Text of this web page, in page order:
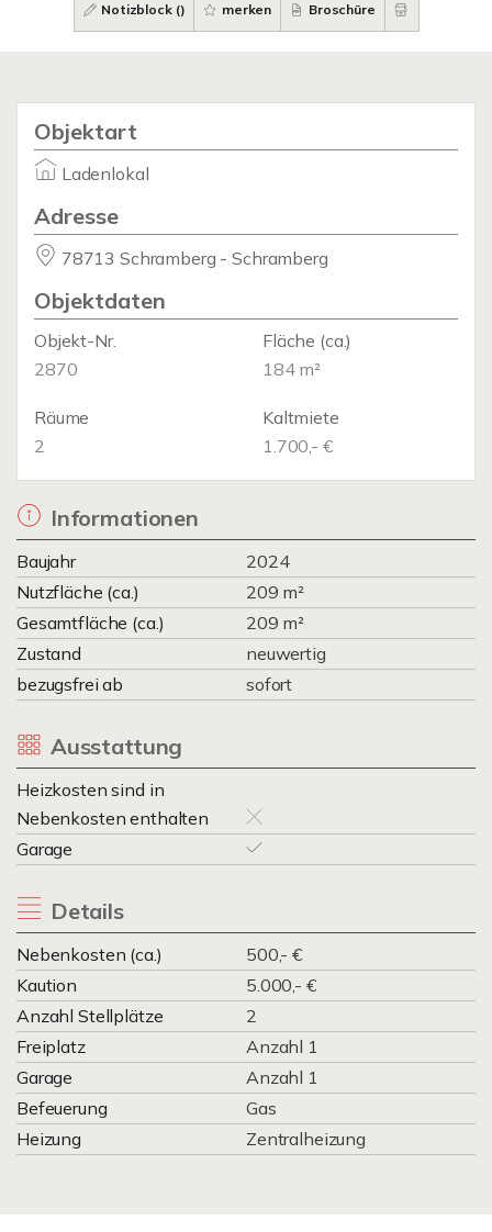
Notizblock () merken Broschüre
Objektart
Ladenlokal
Adresse
78713 Schramberg - Schramberg
Objektdaten
Objekt-Nr.
2870
Fläche (ca.)
184 m²
Räume
2
Kaltmiete
1.700,- €
Informationen
Baujahr
2024
Nutzfläche (ca.)
209 m²
Gesamtfläche (ca.)
209 m²
Zustand
neuwertig
bezugsfrei ab
sofort
Ausstattung
Heizkosten sind in
Nebenkosten enthalten
Garage
Details
Nebenkosten (ca.)
500,- €
Kaution
5.000,- €
Anzahl Stellplätze
2
Freiplatz
Anzahl 1
Garage
Anzahl 1
Befeuerung
Gas
Heizung
Zentralheizung